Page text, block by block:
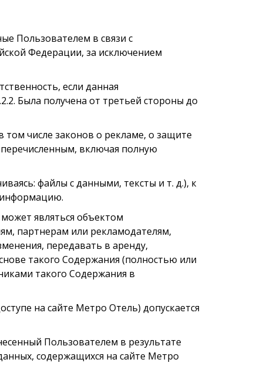
Пользователем в связи с
Федерации, за исключением
если данная
Была получена от третьей стороны до
том числе законов о рекламе, о защите
включая полную
файлы с данными, тексты и т. д.), к
информацию.
являться объектом
партнерам или рекламодателям,
передавать в аренду,
такого Содержания (полностью или
такого Содержания в
на сайте Метро Отель) допускается
Пользователем в результате
содержащихся на сайте Метро